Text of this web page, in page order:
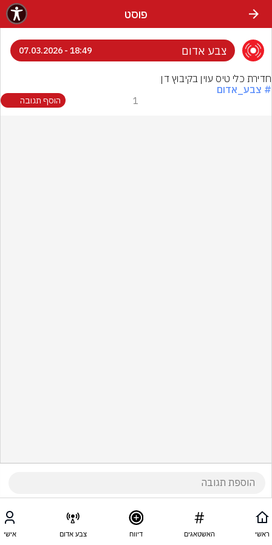
פוסט
צבע אדום 18:49 - 07.03.2026
חדירת כלי טיס עוין בקיבוץ דן
# צבע_אדום
1 הוסף תגובה
ראשי האשטאגים דיווח צבע אדום אישי